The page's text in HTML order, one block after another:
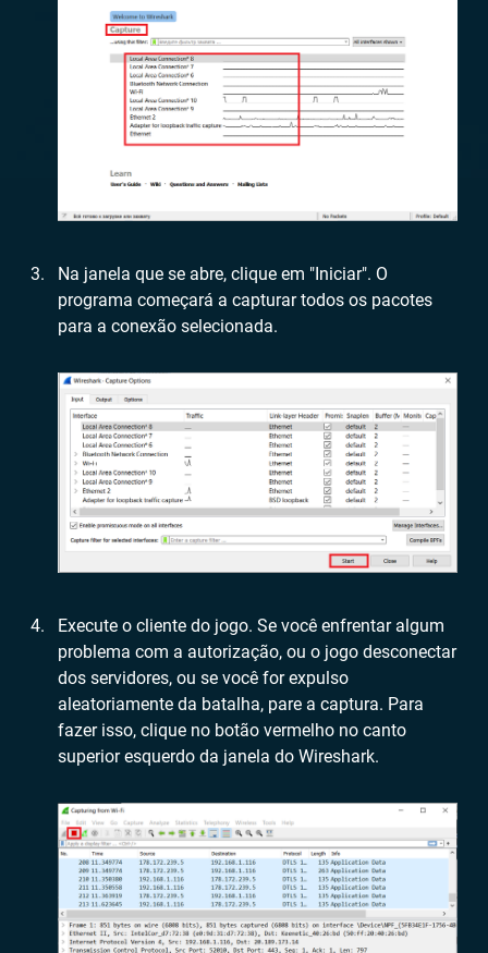
Na janela que se abre, clique em "Iniciar". O
programa começará a capturar todos os pacotes
para a conexão selecionada.
Execute o cliente do jogo. Se você enfrentar algum
problema com a autorização, ou o jogo desconectar
dos servidores, ou se você for expulso
aleatoriamente da batalha, pare a captura. Para
fazer isso, clique no botão vermelho no canto
superior esquerdo da janela do Wireshark.